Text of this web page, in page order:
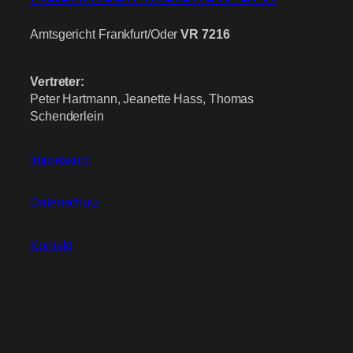
Amtsgericht Frankfurt/Oder VR 7216
Vertreter:
Peter Hartmann, Jeanette Hass, Thomas
Schenderlein
Impressum
Datenschutz
Kontakt